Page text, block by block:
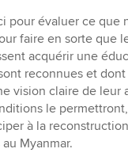
pour évaluer ce que
faire en sorte que
acquérir une
reconnues et
vision claire de leur
le
à la
Myanmar.